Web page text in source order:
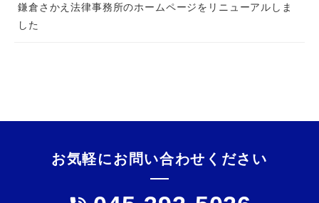
鎌倉さかえ法律事務所のホームページをリニューアルしま
した
お気軽にお問い合わせ ください